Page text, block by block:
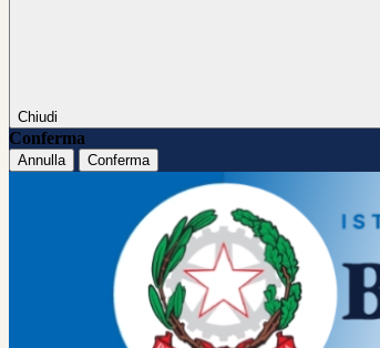
Chiudi
Conferma
Annulla Conferma